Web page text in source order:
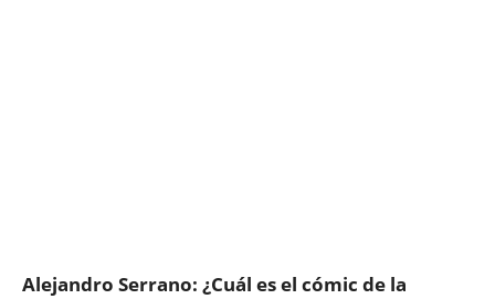
Alejandro Serrano: ¿Cuál es el cómic de la